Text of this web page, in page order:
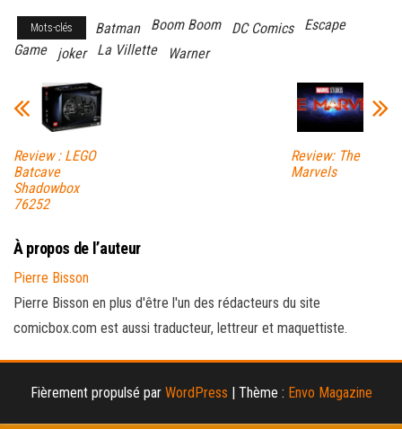
Mots-clés Batman Boom Boom DC Comics
Escape
Game
joker La Villette Warner
Review : LEGO
Batcave
Shadowbox
76252
Review: The
Marvels
À propos de l’auteur
Pierre Bisson
Pierre Bisson en plus d'être l'un des rédacteurs du site
comicbox.com est aussi traducteur, lettreur et maquettiste.
Fièrement propulsé par WordPress Thème : Envo Magazine